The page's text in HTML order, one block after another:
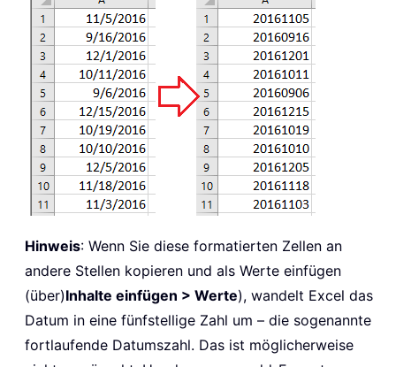
Hinweis: Wenn Sie diese formatierten Zellen an
andere Stellen kopieren und als Werte einfügen
(über)Inhalte einfügen > Werte), wandelt Excel das
Datum in eine fünfstellige Zahl um – die sogenannte
fortlaufende Datumszahl. Das ist möglicherweise